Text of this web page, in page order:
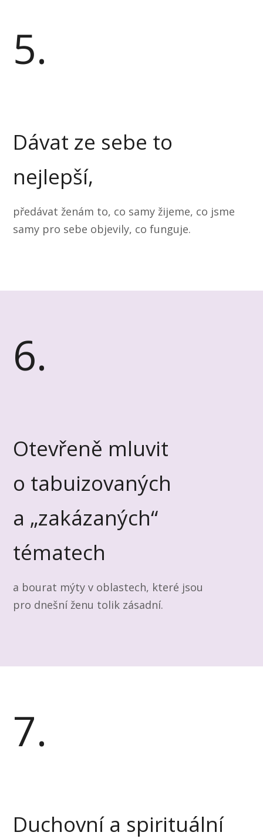
5.
Dávat ze sebe to
nejlepší,
předávat ženám to, co samy žijeme, co jsme
samy pro sebe objevily, co funguje.
6.
Otevřeně mluvit
o tabuizovaných
a „zakázaných“
tématech
a bourat mýty v oblastech, které jsou
pro dnešní ženu tolik zásadní.
7.
Duchovní a spirituální